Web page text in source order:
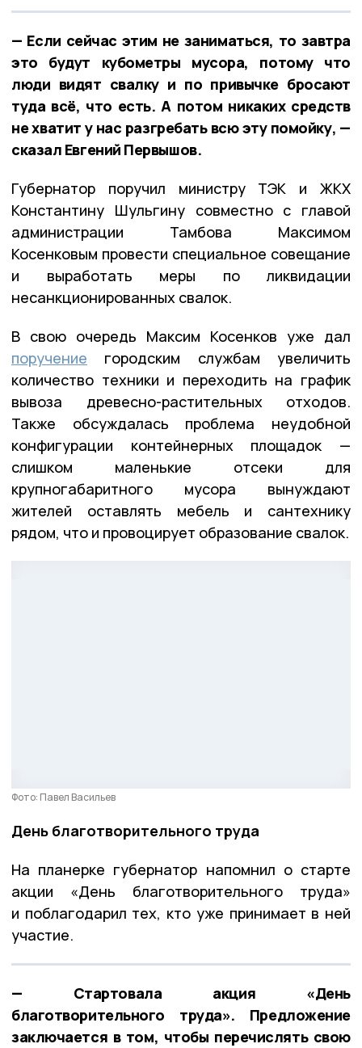
— Если сейчас этим не заниматься, то завтра
это будут кубометры мусора, потому что
люди видят свалку и по привычке бросают
туда всё, что есть. А потом никаких средств
не хватит у нас разгребать всю эту помойку, —
сказал Евгений Первышов.
Губернатор поручил министру ТЭК и ЖКХ
Константину Шульгину совместно с главой
администрации Тамбова Максимом
Косенковым провести специальное совещание
и выработать меры по ликвидации
несанкционированных свалок.
В свою очередь Максим Косенков уже дал
поручение городским службам увеличить
количество техники и переходить на график
вывоза древесно-растительных отходов.
Также обсуждалась проблема неудобной
конфигурации контейнерных площадок —
слишком маленькие отсеки для
крупногабаритного мусора вынуждают
жителей оставлять мебель и сантехнику
рядом, что и провоцирует образование свалок.
Фото: Павел Васильев
День благотворительного труда
На планерке губернатор напомнил о старте
акции «День благотворительного труда»
и поблагодарил тех, кто уже принимает в ней
участие.
— Стартовала акция «День
благотворительного труда». Предложение
заключается в том, чтобы перечислять свою